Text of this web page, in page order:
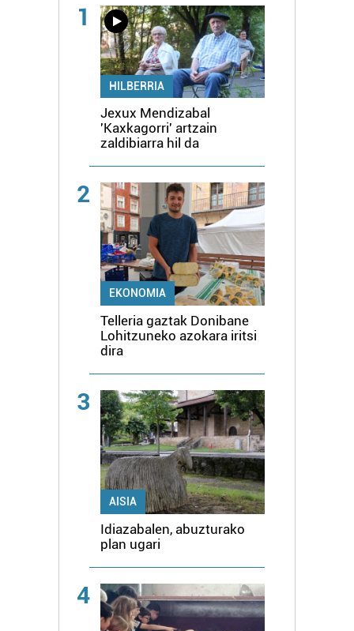
1
HILBERRIA
Jexux Mendizabal
'Kaxkagorri' artzain
zaldibiarra hil da
2
EKONOMIA
Telleria gaztak Donibane
Lohitzuneko azokara iritsi
dira
3
AISIA
Idiazabalen, abuzturako
plan ugari
4